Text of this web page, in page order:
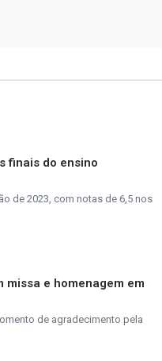
finais do ensino
de 2023, com notas de 6,5 nos
e homenagem em
de agradecimento pela